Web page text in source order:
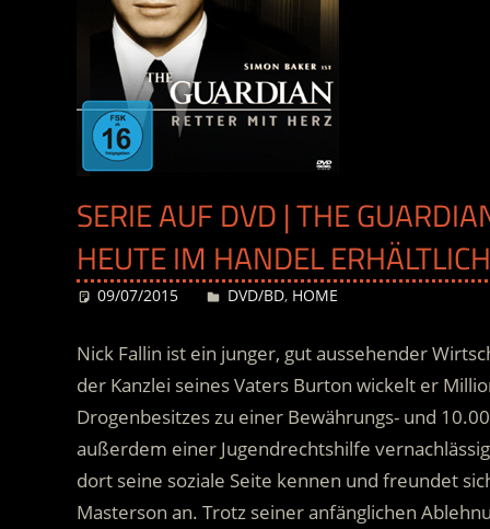
SERIE AUF DVD | THE
HEUTE IM HANDEL ERHÄLTLICH
09/07/2015 Desiree
DVD/BD, HOME
Nick Fallin ist ein junger, gut aussehender
der Kanzlei seines Vaters Burton wickelt er
Drogenbesitzes zu einer Bewährungs- und
außerdem einer Jugendrechtshilfe
dort seine soziale Seite kennen und freundet
Masterson an. Trotz seiner anfänglichen